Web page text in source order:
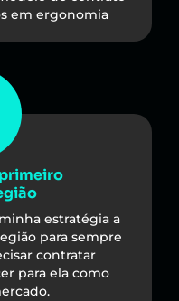
em ergonomia
estratégia a
para sempre
contratar
para ela como